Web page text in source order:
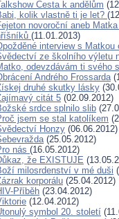
Cesta k andělům
kolik vlastně ti je let?
novoroční aneb
(11.01.2013)
interview s
ze školního výletu
odevzdávám ti svého
Andrého Frossarda
druhé skutky lásky
citát 5 (02.09.2012)
srdce splnilo slib
jsem se stal katolíkem
Honzy (06.06.2012)
(25.05.2012)
nás (16.05.2012)
že EXISTUJE
milosrdenství v mé duši
korporálu (25.04.2012)
Příběh (23.04.2012)
(12.04.2012)
symbol 20. století